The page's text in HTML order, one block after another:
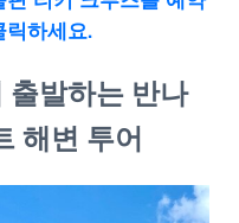
릭하세요.
출발하는 반나
해변 투어